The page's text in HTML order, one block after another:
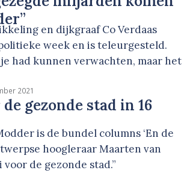
en dijkgraaf Co Verdaas
week en is teleurgesteld.
had kunnen verwachten, maar het
2021
gezonde stad in 16
is de bundel columns ‘En de
hoogleraar Maarten van
de gezonde stad.”